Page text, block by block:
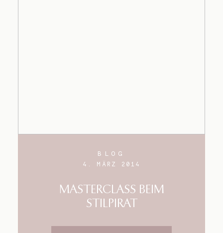
BLOG
4. MÄRZ 2014
MASTERCLASS BEIM
STILPIRAT